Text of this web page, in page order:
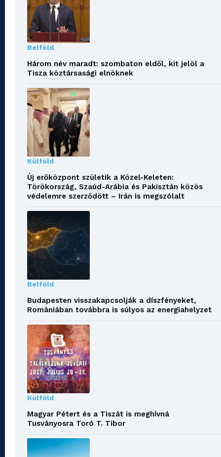
Belföld
Három név maradt: szombaton eldől, kit jelöl a
Tisza köztársasági elnöknek
Külföld
Új erőközpont születik a Közel-Keleten:
Törökország, Szaúd-Arábia és Pakisztán közös
védelemre szerződött – Irán is megszólalt
Belföld
Budapesten visszakapcsolják a díszfényeket,
Romániában továbbra is súlyos az energiahelyzet
Külföld
Magyar Pétert és a Tiszát is meghívná
Tusványosra Toró T. Tibor